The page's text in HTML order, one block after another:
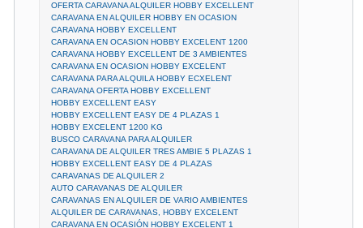
OFERTA CARAVANA ALQUILER HOBBY EXCELLENT
CARAVANA EN ALQUILER HOBBY EN OCASION
CARAVANA HOBBY EXCELLENT
CARAVANA EN OCASION HOBBY EXCELENT 1200
CARAVANA HOBBY EXCELLENT DE 3 AMBIENTES
CARAVANA EN OCASION HOBBY EXCELENT
CARAVANA PARA ALQUILA HOBBY ECXELENT
CARAVANA OFERTA HOBBY EXCELLENT
HOBBY EXCELLENT EASY
HOBBY EXCELLENT EASY DE 4 PLAZAS 1
HOBBY EXCELENT 1200 KG
BUSCO CARAVANA PARA ALQUILER
CARAVANA DE ALQUILER TRES AMBIE 5 PLAZAS 1
HOBBY EXCELLENT EASY DE 4 PLAZAS
CARAVANAS DE ALQUILER 2
AUTO CARAVANAS DE ALQUILER
CARAVANAS EN ALQUILER DE VARIO AMBIENTES
ALQUILER DE CARAVANAS, HOBBY EXCELENT
CARAVANA EN OCASIÓN HOBBY EXCELENT 1